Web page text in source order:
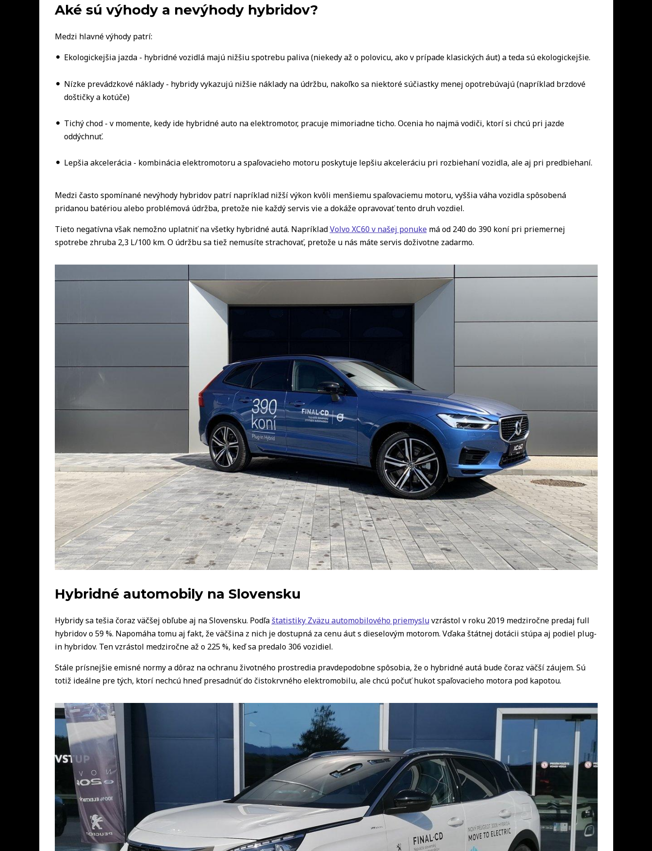
Aké sú výhody a nevýhody hybridov?
Medzi hlavné výhody patrí:
Ekologickejšia jazda - hybridné vozidlá majú nižšiu spotrebu paliva (niekedy až o polovicu, ako v prípade klasických áut) a teda sú ekologickejšie.
Nízke prevádzkové náklady - hybridy vykazujú nižšie náklady na údržbu, nakoľko sa niektoré súčiastky menej opotrebúvajú (napríklad brzdové
doštičky a kotúče)
Tichý chod - v momente, kedy ide hybridné auto na elektromotor, pracuje mimoriadne ticho. Ocenia ho najmä vodiči, ktorí si chcú pri jazde
oddýchnuť.
Lepšia akcelerácia - kombinácia elektromotoru a spaľovacieho motoru poskytuje lepšiu akceleráciu pri rozbiehaní vozidla, ale aj pri predbiehaní.
Medzi často spomínané nevýhody hybridov patrí napríklad nižší výkon kvôli menšiemu spaľovaciemu motoru, vyššia váha vozidla spôsobená
pridanou batériou alebo problémová údržba, pretože nie každý servis vie a dokáže opravovať tento druh vozdiel.
Tieto negatívna však nemožno uplatniť na všetky hybridné autá. NapríkladVolvo XC60 v našej ponukemá od 240 do 390 koní pri priemernej
spotrebe zhruba 2,3 L/100 km. O údržbu sa tiež nemusíte strachovať, pretože u nás máte servis doživotne zadarmo.
Hybridné automobily na Slovensku
Hybridy sa tešia čoraz väčšej obľube aj na Slovensku. Podľaštatistiky Zväzu automobilového priemysluvzrástol v roku 2019 medziročne predaj full
hybridov o 59 %. Napomáha tomu aj fakt, že väčšina z nich je dostupná za cenu áut s dieselovým motorom. Vďaka štátnej dotácii stúpa aj podiel plug-
in hybridov. Ten vzrástol medziročne až o 225 %, keď sa predalo 306 vozidiel.
Stále prísnejšie emisné normy a dôraz na ochranu životného prostredia pravdepodobne spôsobia, že o hybridné autá bude čoraz väčší záujem. Sú
totiž ideálne pre tých, ktorí nechcú hneď presadnúť do čistokrvného elektromobilu, ale chcú počuť hukot spaľovacieho motora pod kapotou.